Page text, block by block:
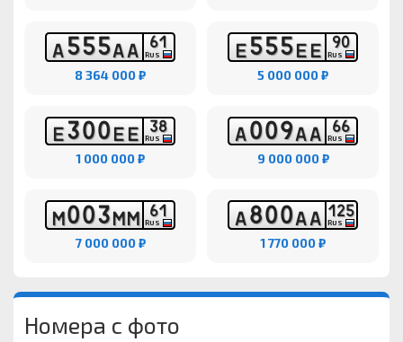
А555АА 61
RUS
8 364 000 ₽
Е555ЕЕ 90
RUS
5 000 000 ₽
Е300ЕЕ 38
RUS
1 000 000 ₽
А009АА 66
RUS
9 000 000 ₽
М003ММ 61
RUS
7 000 000 ₽
А800АА 125
RUS
1 770 000 ₽
Номера с фото